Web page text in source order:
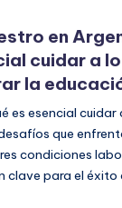
en
cuidar a
la
es esencial cuidar
que
condiciones
clave para el éxito